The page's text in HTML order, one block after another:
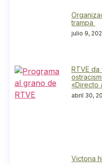
trampa
julio 9,
RTVE
«Directo
abril 30,
Victoria